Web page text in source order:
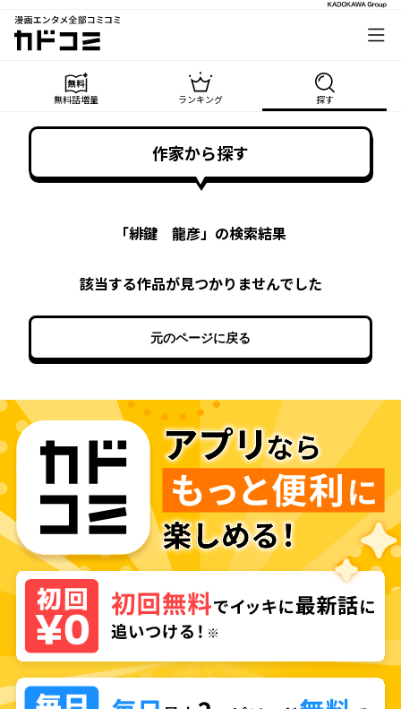
漫画エンタメ全部コミコミ
カドコミ
無料話増量 ランキング 探す
作家から探す
「緋鍵 龍彦」の検索結果
該当する作品が見つかりませんでした
元のページに戻る